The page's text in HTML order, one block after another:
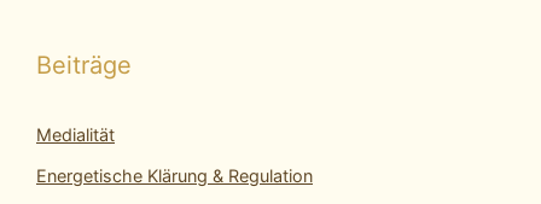
Beiträge
Medialität
Energetische Klärung & Regulation